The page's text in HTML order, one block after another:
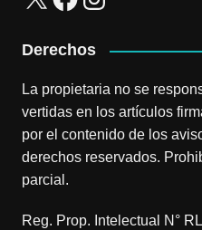
Derechos
La propietaria no se
vertidas en los artículos
por el contenido de los
derechos reservados.
parcial.
Reg. Prop. Intelectual N°